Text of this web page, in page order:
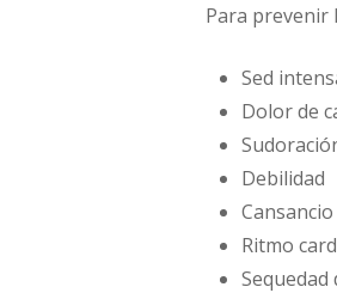
Para prevenir
Sed
Dolor de
Debilidad
Cansancio
Ritmo
Sequedad